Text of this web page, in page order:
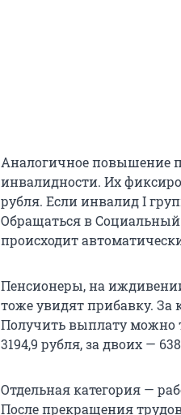
Аналогичное повышение
инвалидности. Их
рубля. Если инвалид I
Обращаться в Социальный
происходит
Пенсионеры, на
тоже увидят прибавку. За
Получить выплату можно
3194,9 рубля, за двоих —
Отдельная категория —
После прекращения